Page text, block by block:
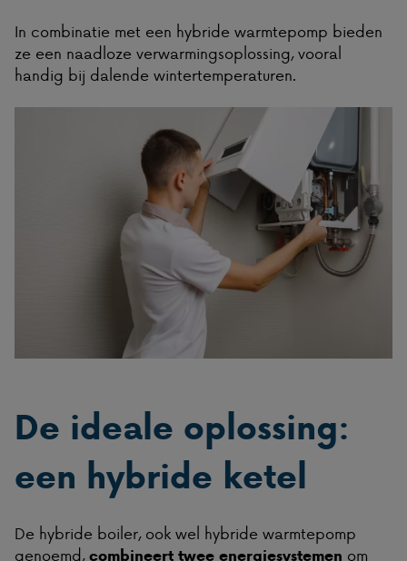
In combinatie met een hybride warmtepomp bieden
ze een naadloze verwarmingsoplossing, vooral
handig bij dalende wintertemperaturen.
De ideale oplossing:
een hybride ketel
De hybride boiler, ook wel hybride warmtepomp
genoemd,combineert twee energiesystemen om